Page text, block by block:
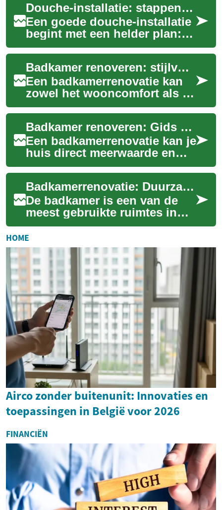
Douche-installatie: stappen en aandachtspunten voor je badkamer
Een goede douche-installatie
begint met een helder plan:
van afmetingen en afwatering
tot waterdichte lagen en
ventil...
Badkamer renoveren: stijlvol en functioneel vernieuwen
Een badkamerrenovatie kan
zowel het wooncomfort als de
waarde van uw woning
aanzienlijk verhogen. Of u nu
kiest voor ...
Badkamer renoveren: Gids voor een moderne transformatie
Een badkamerrenovatie kan je
huis direct meerwaarde en
comfort geven. Deze
uitgebreide gids helpt je bij
het plannen ...
Badkamerrenovatie: Duurzame en Technologische Oplossingen voor Moderne Badkamers
De badkamer is een van de
meest gebruikte ruimtes in
huis, en een goed ontworpen
badkamer kan niet alleen uw
dagelijk...
HOME
Airco zonder buitenunit: Innovaties en
toepassingen in België voor 2026
FINANCIËN